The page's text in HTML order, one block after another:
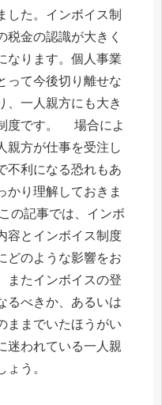
した。インボイス制
税金の認識が大きく
なります。個人事業
って今後切り離せな
、一人親方にも大き
度です。 場合によ
親方が仕事を受注し
不利になる恐れもあ
かり理解しておきま
の記事では、インボ
容とインボイス制度
どのような影響をお
またインボイスの登
るべきか、あるいは
ままでいたほうがい
迷われている一人親
ょう。